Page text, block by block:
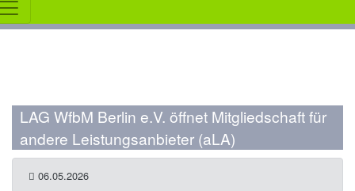
LAG WfbM Berlin e.V. öffnet Mitgliedschaft für
andere Leistungsanbieter (aLA)
06.05.2026